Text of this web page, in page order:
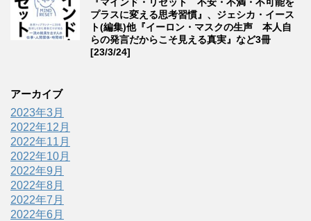
プラスに変える思考習慣』、ジェシカ・イース
ト(編集)他『イーロン・マスクの生声 本人自
らの発言だからこそ見える真実』など3冊
[23/3/24]
アーカイブ
2023年3月
2022年12月
2022年11月
2022年10月
2022年9月
2022年8月
2022年7月
2022年6月